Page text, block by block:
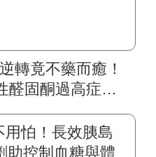
轉竟不藥而癒！
醛固酮過高症」